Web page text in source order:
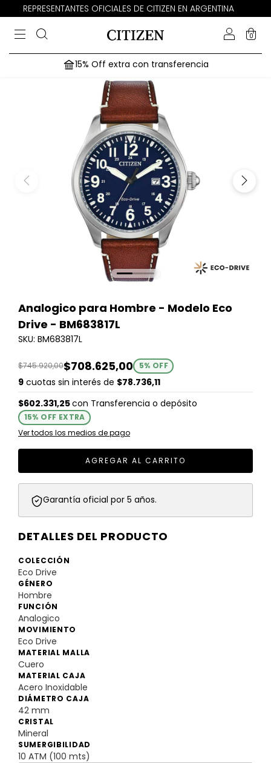
REPRESENTANTES OFICIALES DE CITIZEN EN ARGENTINA
0
15% Off extra con transferencia
Analogico para Hombre - Modelo Eco
Drive - BM683817L
SKU: BM683817L
$745.920,00$708.625,00 5% OFF
9 cuotas sin interés de $78.736,11
$602.331,25con Transferencia o depósito
15% OFF EXTRA
Ver todos los medios de pago
Garantía oficial por 5 años.
DETALLES DEL PRODUCTO
COLECCIÓN
Eco Drive
GÉNERO
Hombre
FUNCIÓN
Analogico
MOVIMIENTO
Eco Drive
MATERIAL MALLA
Cuero
MATERIAL CAJA
Acero Inoxidable
DIÁMETRO CAJA
42 mm
CRISTAL
Mineral
SUMERGIBILIDAD
10 ATM (100 mts)